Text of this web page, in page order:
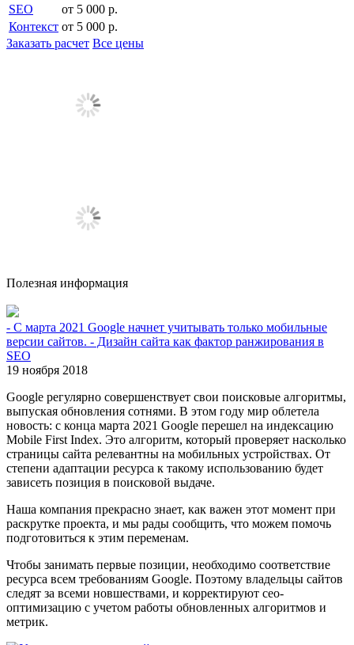
SEO
от 5 000 р.
Контекст от 5 000 р.
Заказать расчет Все цены
Полезная информация
- С марта 2021 Google начнет учитывать только мобильные
версии сайтов. - Дизайн сайта как фактор ранжирования в
SEO
19 ноября 2018
Google регулярно совершенствует свои поисковые алгоритмы,
выпуская обновления сотнями. В этом году мир облетела
новость: с конца марта 2021 Google перешел на индексацию
Mobile First Index. Это алгоритм, который проверяет насколько
страницы сайта релевантны на мобильных устройствах. От
степени адаптации ресурса к такому использованию будет
зависеть позиция в поисковой выдаче.
Наша компания прекрасно знает, как важен этот момент при
раскрутке проекта, и мы рады сообщить, что можем помочь
подготовиться к этим переменам.
Чтобы занимать первые позиции, необходимо соответствие
ресурса всем требованиям Google. Поэтому владельцы сайтов
следят за всеми новшествами, и корректируют сео-
оптимизацию с учетом работы обновленных алгоритмов и
метрик.